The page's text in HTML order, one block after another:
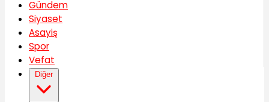
Gündem
Siyaset
Asayiş
Spor
Vefat
Diğer